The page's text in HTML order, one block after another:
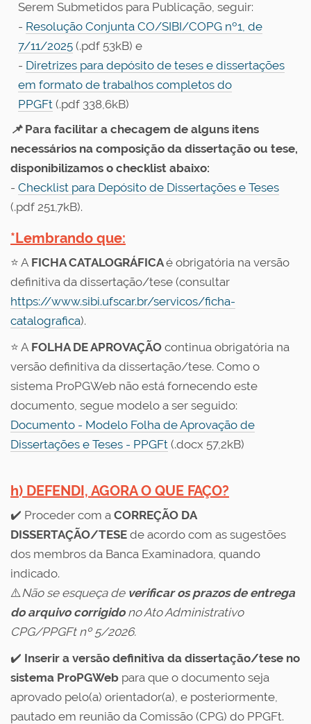
Serem Submetidos para Publicação, seguir:
- Resolução Conjunta CO/SIBI/COPG nº1, de
7/11/2025 (.pdf 53kB) e
- Diretrizes para depósito de teses e dissertações
em formato de trabalhos completos do
PPGFt (.pdf 338,6kB)
📌 Para facilitar a checagem de alguns itens
necessários na composição da dissertação ou tese,
disponibilizamos o checklist abaixo:
- Checklist para Depósito de Dissertações e Teses
(.pdf 251,7kB).
*Lembrando que:
⭐ A FICHA CATALOGRÁFICAé obrigatória na versão
definitiva da dissertação/tese (consultar
https://www.sibi.ufscar.br/servicos/ficha-
catalografica).
⭐ A FOLHA DE APROVAÇÃO continua obrigatória na
versão definitiva da dissertação/tese. Como o
sistema ProPGWeb não está fornecendo este
documento, segue modelo a ser seguido:
Documento - Modelo Folha de Aprovação de
Dissertações e Teses - PPGFt (.docx 57,2kB)
h) DEFENDI, AGORA O QUE FAÇO?
✔️ Proceder com a CORREÇÃO DA
DISSERTAÇÃO/TESE de acordo com as sugestões
dos membros da Banca Examinadora, quando
indicado.
⚠️ Não se esqueça de verificar os prazos de entrega
do arquivo corrigidono Ato Administrativo
CPG/PPGFt nº 5/2026.
✔️ Inserir a versão definitiva da dissertação/tese no
sistema ProPGWeb para que o documento seja
aprovado pelo(a) orientador(a), e posteriormente,
pautado em reunião da Comissão (CPG) do PPGFt.